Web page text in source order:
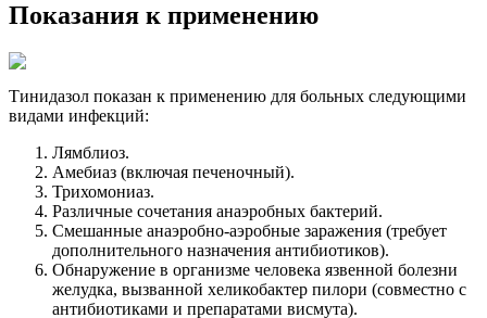
Показания к применению
Тинидазол показан к применению для больных следующими
видами инфекций:
Лямблиоз.
Амебиаз (включая печеночный).
Трихомониаз.
Различные сочетания анаэробных бактерий.
Смешанные анаэробно-аэробные заражения (требует
дополнительного назначения антибиотиков).
Обнаружение в организме человека язвенной болезни
желудка, вызванной хеликобактер пилори (совместно с
антибиотиками и препаратами висмута).